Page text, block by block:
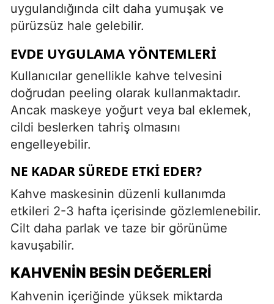
uygulandığında cilt daha yumuşak ve
pürüzsüz hale gelebilir.
EVDE UYGULAMA YÖNTEMLERI
Kullanıcılar genellikle kahve telvesini
doğrudan peeling olarak kullanmaktadır.
Ancak maskeye yoğurt veya bal eklemek,
cildi beslerken tahriş olmasını
engelleyebilir.
NE KADAR SÜREDE ETKI EDER?
Kahve maskesinin düzenli kullanımda
etkileri 2-3 hafta içerisinde gözlemlenebilir.
Cilt daha parlak ve taze bir görünüme
kavuşabilir.
KAHVENIN BESIN DEĞERLERI
Kahvenin içeriğinde yüksek miktarda